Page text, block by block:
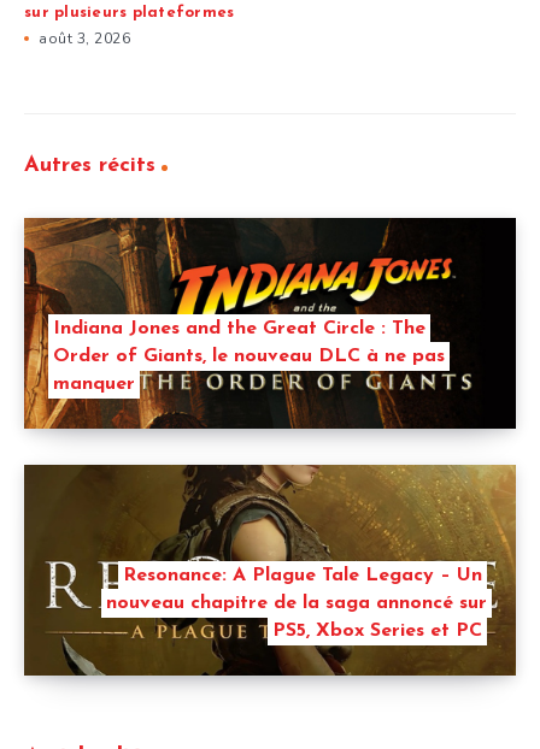
sur plusieurs plateformes
août 3, 2026
Autres récits
Indiana Jones and the Great Circle : The
Order of Giants, le nouveau DLC à ne pas
manquer
Resonance: A Plague Tale Legacy – Un
nouveau chapitre de la saga annoncé sur
PS5, Xbox Series et PC